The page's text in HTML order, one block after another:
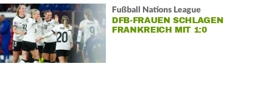
Fußball Nations League
DFB-FRAUEN SCHLAGEN
FRANKREICH MIT 1:0